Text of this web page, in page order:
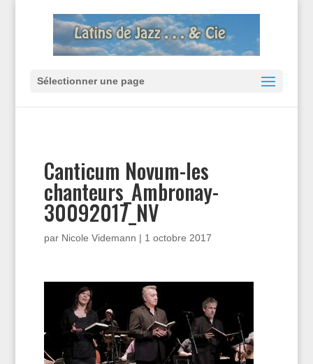
Sélectionner une page
Canticum Novum-les
chanteurs_Ambronay-
30092017_NV
par Nicole Videmann | 1 octobre 2017